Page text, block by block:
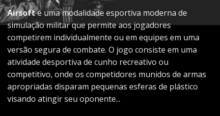
Airsofté uma modalidade esportiva moderna de
simulação militar que permite aos jogadores
competirem individualmente ou em equipes em uma
versão segura de combate. O jogo consiste em uma
atividade desportiva de cunho recreativo ou
competitivo, onde os competidores munidos de armas
apropriadas disparam pequenas esferas de plástico
visando atingir seu oponente...